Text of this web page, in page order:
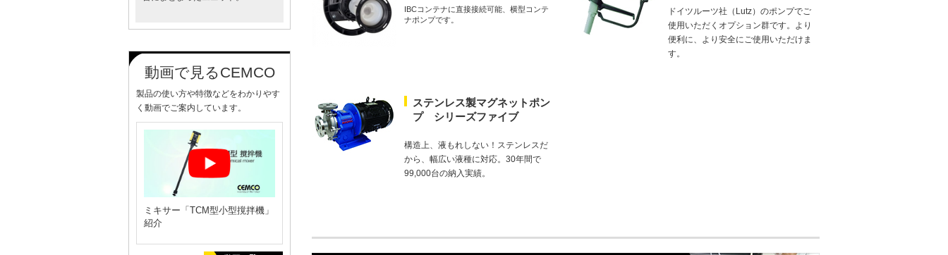
ンプです。
動画で見るCEMCO
製品の使い方や特徴などをわかりやす
く動画でご案内しています。
ミキサー「TCM型小型撹拌機」
紹介
IBCコンテナに直接接続可能、横型コンテ
ナポンプです。
ドイツルーツ社（Lutz）のポンプでご
使用いただくオプション群です。より
便利に、より安全にご使用いただけま
す。
ステンレス製マグネットポン
プ シリーズファイブ
構造上、液もれしない！ ステンレスだ
から、幅広い液種に対応。 30年間で
99,000台の納入実績。